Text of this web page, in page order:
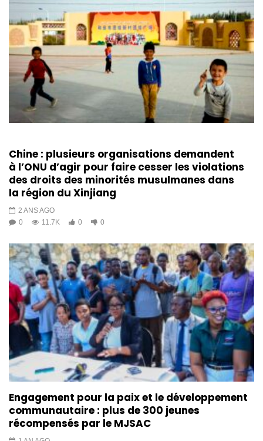
Chine : plusieurs organisations demandent
à l’ONU d’agir pour faire cesser les violations
des droits des minorités musulmanes dans
la région du Xinjiang
2 ANS AGO
0
11.7K 0 0
Engagement pour la paix et le développement
communautaire : plus de 300 jeunes
récompensés par le MJSAC